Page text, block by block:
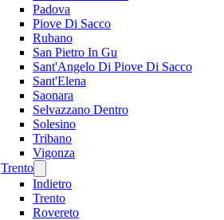
Padova
Piove Di Sacco
Rubano
San Pietro In Gu
Sant'Angelo Di Piove Di Sacco
Sant'Elena
Saonara
Selvazzano Dentro
Solesino
Tribano
Vigonza
Trento
Indietro
Trento
Rovereto